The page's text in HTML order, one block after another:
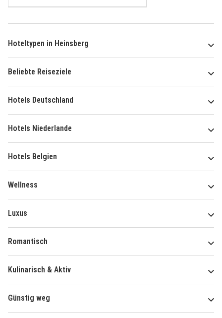
Hoteltypen in Heinsberg
Beliebte Reiseziele
Hotels Deutschland
Hotels Niederlande
Hotels Belgien
Wellness
Luxus
Romantisch
Kulinarisch & Aktiv
Günstig weg